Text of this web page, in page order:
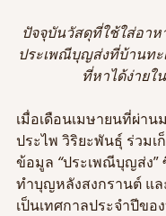
ปัจจุบันวัสดุที่ใช้ใส่อาห
ประเพณีบุญส่งที่บ้านทะ
ที่หาได้ง่าย
เมื่อเดือนเมษายนที่ผ่าน
ประไพ วิริยะพันธุ์ ร่วมเ
ข้อมูล “ประเพณีบุญส่ง”
ทำบุญหลังสงกรานต์ แ
เป็นเทศกาลประจำปีขอ